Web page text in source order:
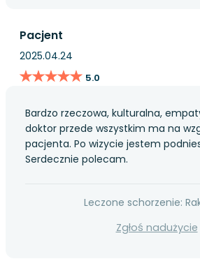
Pacjent
2025.04.24
★★★★★
★★★★★ 5.0
Bardzo rzeczowa, kulturalna,
doktor przede wszystkim ma na
pacjenta. Po wizycie jestem
Serdecznie polecam.
Leczone schorzenie:
Zgłoś nadużycie